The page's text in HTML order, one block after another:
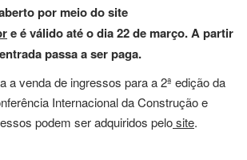
por meio do site
e é válido até o dia 22 de março. A partir
passa a ser paga.
a venda de ingressos para a 2ª edição da
Internacional da Construção e
podem ser adquiridos pelosite.